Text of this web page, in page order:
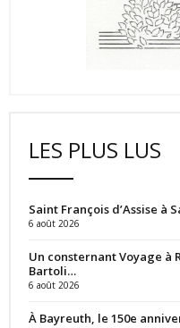
LES PLUS LUS
Saint François d’Assise à
6 août 2026
Un consternant Voyage à
Bartoli…
6 août 2026
À Bayreuth, le 150e